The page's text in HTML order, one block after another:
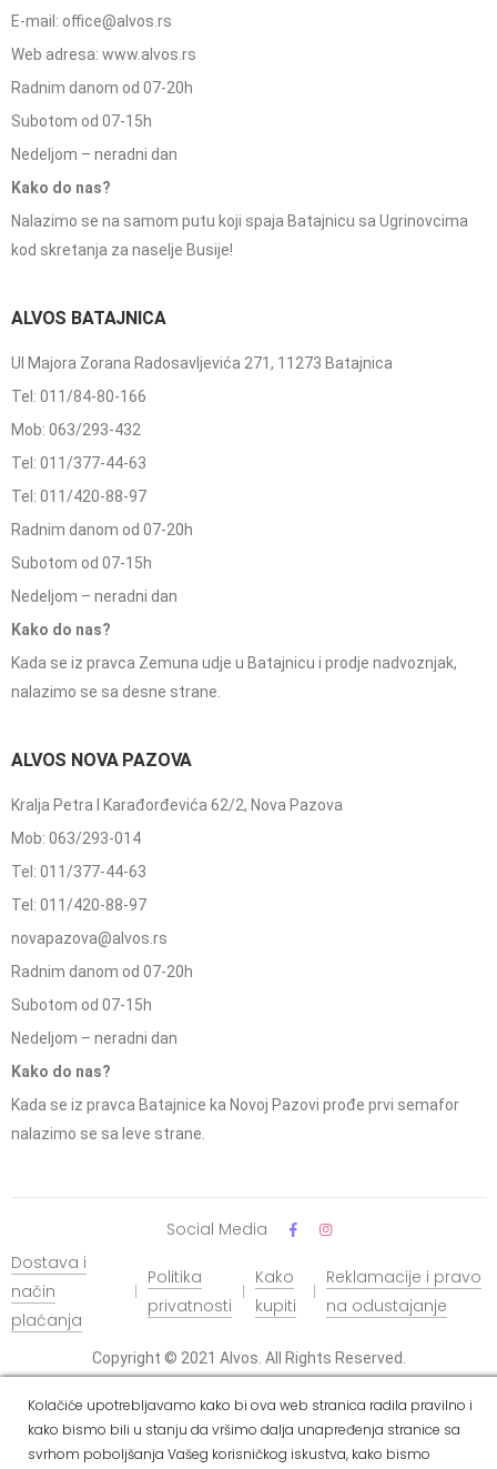
E-mail: office@alvos.rs
Web adresa: www.alvos.rs
Radnim danom od 07-20h
Subotom od 07-15h
Nedeljom – neradni dan
Kako do nas?
Nalazimo se na samom putu koji spaja Batajnicu sa Ugrinovcima
kod skretanja za naselje Busije!
ALVOS BATAJNICA
Ul Majora Zorana Radosavljevića 271, 11273 Batajnica
Tel: 011/84-80-166
Mob: 063/293-432
Tel: 011/377-44-63
Tel: 011/420-88-97
Radnim danom od 07-20h
Subotom od 07-15h
Nedeljom – neradni dan
Kako do nas?
Kada se iz pravca Zemuna udje u Batajnicu i prodje nadvoznjak,
nalazimo se sa desne strane.
ALVOS NOVA PAZOVA
Kralja Petra I Karađorđevića 62/2, Nova Pazova
Mob: 063/293-014
Tel: 011/377-44-63
Tel: 011/420-88-97
novapazova@alvos.rs
Radnim danom od 07-20h
Subotom od 07-15h
Nedeljom – neradni dan
Kako do nas?
Kada se iz pravca Batajnice ka Novoj Pazovi prođe prvi semafor
nalazimo se sa leve strane.
Copyright © 2021 Alvos. All Rights Reserved.
Dostava i
način
plaćanja
Politika
privatnosti
Kako
kupiti
Reklamacije i pravo
na odustajanje
Social Media
Kolačiće upotrebljavamo kako bi ova web stranica radila pravilno i
kako bismo bili u stanju da vršimo dalja unapređenja stranice sa
svrhom poboljšanja Vašeg korisničkog iskustva, kako bismo